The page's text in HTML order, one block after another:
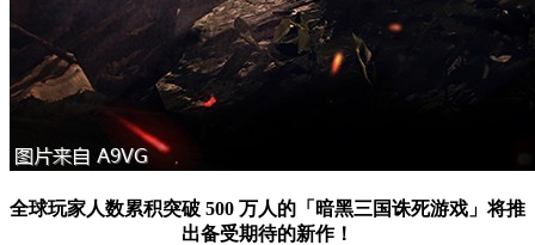
全球玩家人数累积突破 500 万人的「暗黑三国诛死游戏」将推
出备受期待的新作！